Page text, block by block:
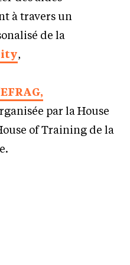
à travers un
de la
,
par la House
of Training de la